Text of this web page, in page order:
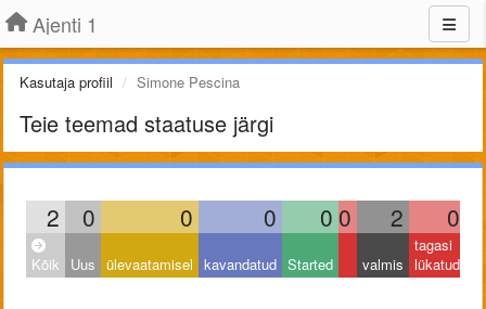
Ajenti 1
Kasutaja profiil Simone Pescina
Teie teemad staatuse järgi
2 0 0 0 0 0 2 0
Kõik Uus ülevaatamisel kavandatud Started valmis
tagasi
lükatud